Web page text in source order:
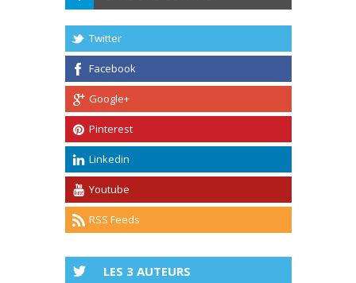
Twitter
Facebook
Google+
Pinterest
Linkedin
Youtube
RSS Feeds
LES 3 AUTEURS